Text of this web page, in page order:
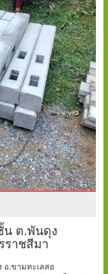
น ต.พันดุง
ราชสีมา
อ.ขามทะเลสอ